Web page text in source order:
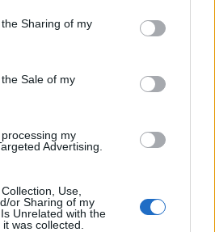
usage behaviour. You may click to
Google and its third-party tags to
purposes in below Google
Sharing of my
Sale of my
my
Advertising.
Use,
or Sharing of my
Unrelated with the
was collected.